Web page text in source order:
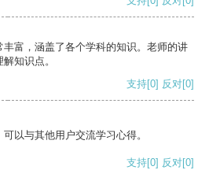
富，涵盖了各个学科的知识。老师的讲
知识点。
支持[0] 反对[0]
以与其他用户交流学习心得。
支持[0] 反对[0]